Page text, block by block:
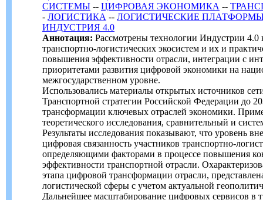
СИСТЕМЫ -- ЦИФРОВАЯ ЭКОНОМИКА --
- ЛОГИСТИКА -- ЛОГИСТИЧЕСКИЕ
ИНДУСТРИЯ 4.0
Аннотация: Рассмотрены технологии Индустрии 4.0
транспортно-логистических экосистем и их и
повышения эффективности отрасли, интеграции с
приоритетами развития цифровой экономики на
межгосударственном уровне.
Использовались материалы открытых источников
Транспортной стратегии Российской Федерации до
трансформации ключевых отраслей экономики.
теоретического исследования, сравнительный и
Результаты исследования показывают, что уровень
цифровая связанность участников транспортно-
определяющими факторами в процессе повышения
эффективности транспортной отрасли.
этапа цифровой трансформации отрасли,
логистической сферы с учетом актуальной
Дальнейшее масштабирование цифровых сервисов в